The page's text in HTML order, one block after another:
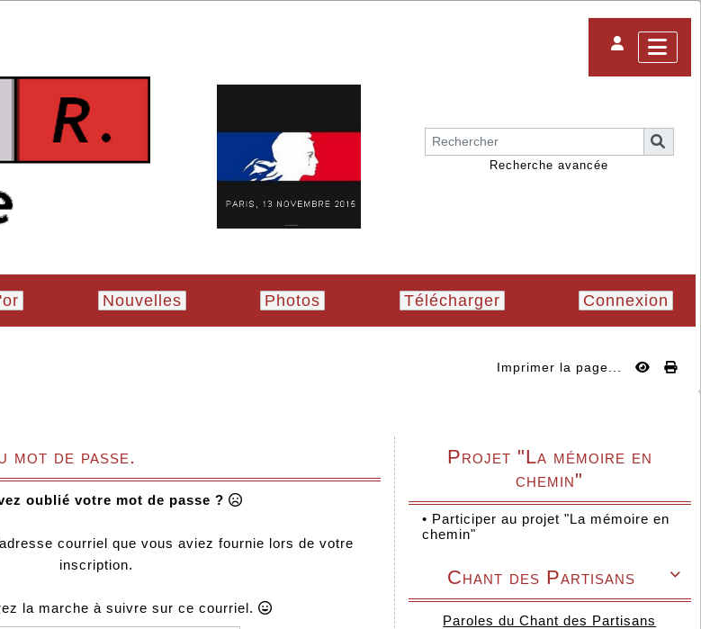
Recherche avancée
Nouvelles Photos Télécharger Connexion
Imprimer la page...
mot de passe.
oublié votre mot de passe ?
courriel que vous aviez fournie lors de votre
inscription.
la marche à suivre sur ce courriel.
Projet "La mémoire en
chemin"
• Participer au projet "La mémoire en
chemin"

Chant des Partisans
Paroles du Chant des Partisans